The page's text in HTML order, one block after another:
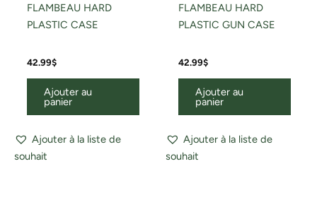
FLAMBEAU HARD
PLASTIC CASE
42.99$
Ajouter au
panier
Ajouter à la liste de
souhait
FLAMBEAU HARD
PLASTIC GUN CASE
42.99$
Ajouter au
panier
Ajouter à la liste de
souhait